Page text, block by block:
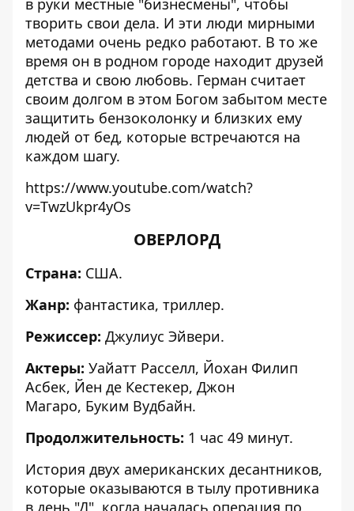
в руки местные "бизнесмены", чтобы
творить свои дела. И эти люди мирными
методами очень редко работают. В то же
время он в родном городе находит друзей
детства и свою любовь. Герман считает
своим долгом в этом Богом забытом месте
защитить бензоколонку и близких ему
людей от бед, которые встречаются на
каждом шагу.
https://www.youtube.com/watch?
v=TwzUkpr4yOs
ОВЕРЛОРД
Страна: США.
Жанр: фантастика, триллер.
Режиссер: Джулиус Эйвери.
Актеры: Уайатт Расселл, Йохан Филип
Асбек, Йен де Кестекер, Джон
Магаро, Буким Вудбайн.
Продолжительность: 1 час 49 минут.
История двух американских десантников,
которые оказываются в тылу противника
в день "Д", когда началась операция по